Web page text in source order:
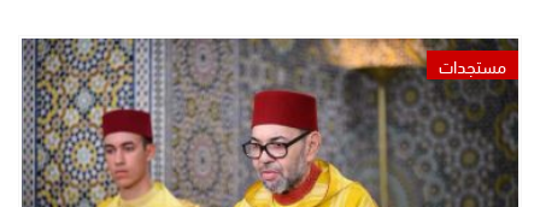
مستجدات